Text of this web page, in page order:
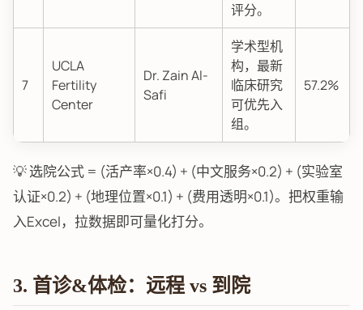
评分。
7
UCLA
Fertility
Center
Dr. Zain Al-
Safi
学术型机
构，最新
临床研究
可优先入
组。
57.2%
💡 选院公式 = (活产率×0.4) + (中文服务×0.2) + (实验室
认证×0.2) + (地理位置×0.1) + (费用透明×0.1)。把权重输
入Excel，拉数据即可量化打分。
3. 首诊&体检：远程 vs 到院